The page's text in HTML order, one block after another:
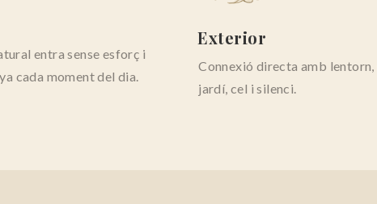
entra sense esforç i
cada moment del dia.
Exterior
Connexió directa amb
jardí, cel i silenci.